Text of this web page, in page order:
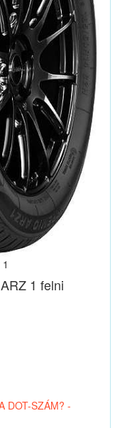
1 felni
DOT-SZÁM? -